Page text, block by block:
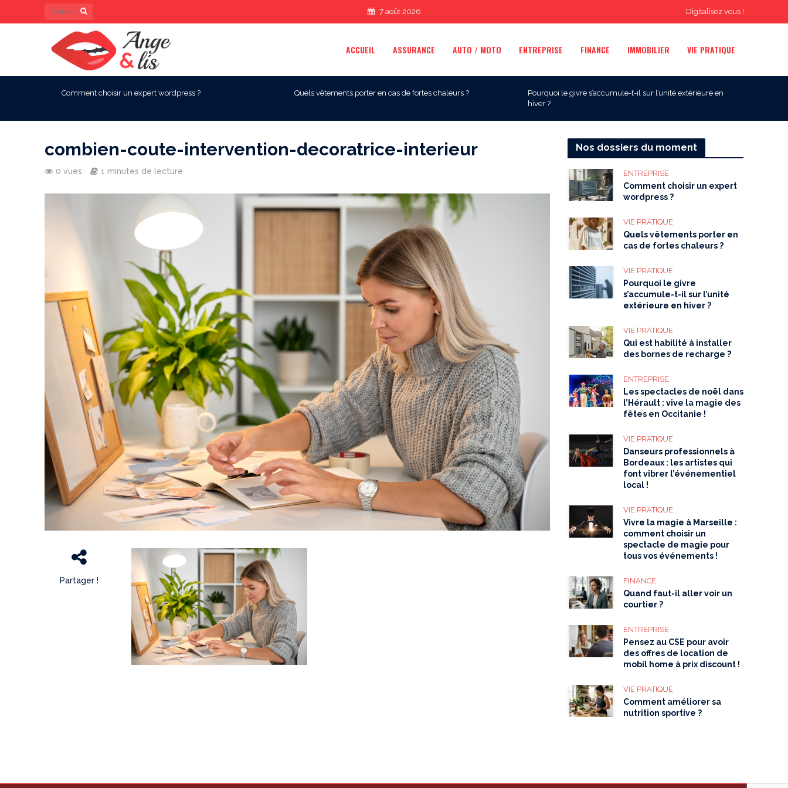
Digitalisez vous !
7 août 2026
ACCUEIL ASSURANCE AUTO / MOTO ENTREPRISE FINANCE IMMOBILIER VIE PRATIQUE
Comment choisir un expert wordpress ? Quels vêtements porter en cas de fortes chaleurs ?
Pourquoi le givre s’accumule-t-il sur l’unité extérieure en
hiver ?
combien-coute-intervention-decoratrice-interieur
0 vues 1 minutes de lecture
Partager !
Nos dossiers du moment
ENTREPRISE
Comment choisir un expert
wordpress ?
VIE PRATIQUE
Quels vêtements porter en
cas de fortes chaleurs ?
VIE PRATIQUE
Pourquoi le givre
s’accumule-t-il sur l’unité
extérieure en hiver ?
VIE PRATIQUE
Qui est habilité à installer
des bornes de recharge ?
ENTREPRISE
Les spectacles de noël dans
l’Hérault : vive la magie des
fêtes en Occitanie !
VIE PRATIQUE
Danseurs professionnels à
Bordeaux : les artistes qui
font vibrer l’événementiel
local !
VIE PRATIQUE
Vivre la magie à Marseille :
comment choisir un
spectacle de magie pour
tous vos événements !
FINANCE
Quand faut-il aller voir un
courtier ?
ENTREPRISE
Pensez au CSE pour avoir
des offres de location de
mobil home à prix discount !
VIE PRATIQUE
Comment améliorer sa
nutrition sportive ?